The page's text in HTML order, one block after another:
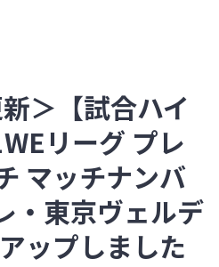
＞【試合ハイ
リーグ プレ
マッチナンバ
・東京ヴェルデ
ップしました